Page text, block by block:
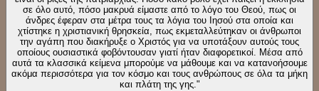
σε όλο αυτό, πόσο μακρυά είμαστε από το λόγο του Θεού, πως οι
άνδρες έφεραν στα μέτρα τους τα λόγια του Ιησού στα οποία και
χτίστηκε η χριστιανική θρησκεία, πως εκμεταλλεύτηκαν οι άνθρωποι
την αγάπη που διακήρυξε ο Χριστός για να υποτάξουν αυτούς τους
οποίους ουσιαστικά φοβόντουσαν γιατί ήταν διαφορετικοί. Μέσα από
αυτά τα κλασσικά κείμενα μπορούμε να μάθουμε και να κατανοήσουμε
ακόμα περισσότερα για τον κόσμο και τους ανθρώπους σε όλα τα μήκη
και πλάτη της γης."